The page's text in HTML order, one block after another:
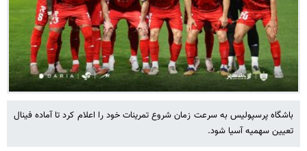
باشگاه پرسپولیس به سرعت زمان شروع تمرینات خود را اعلام کرد تا آماده فینال
تعیین سهمیه آسیا شود.